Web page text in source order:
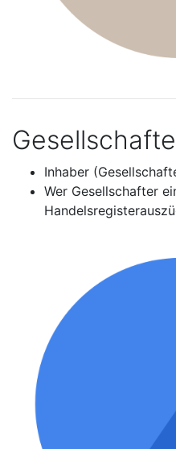
Inhaber
Wer Gesellschafter